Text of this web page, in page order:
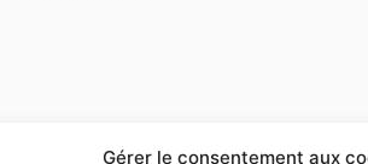
Gérer le consentement aux